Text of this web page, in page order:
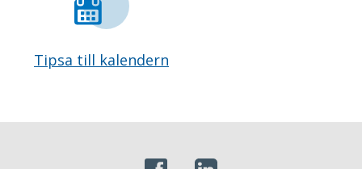
Tipsa till kalendern